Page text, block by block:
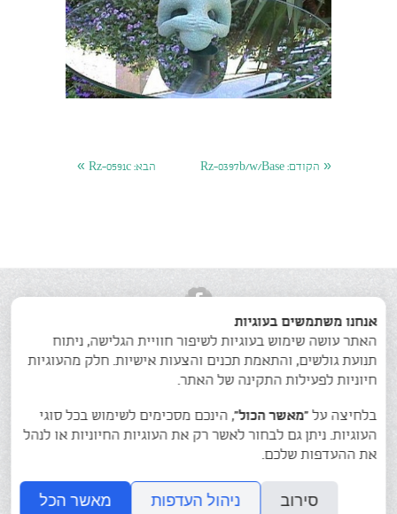
« הקודם: הבא: »
צרו קשר
גלריית הפסלים של רחל צימרמן בן-שחר
© כל הזכויות שמורות. 054-7654747
אנחנו משתמשים בעוגיות
האתר עושה שימוש בעוגיות לשיפור חוויית הגלישה, ניתוח
תנועת גולשים, והתאמת תכנים והצעות אישיות. חלק מהעוגיות
חיוניות לפעילות התקינה של האתר.
בלחיצה על “מאשר הכול”, הינכם מסכימים לשימוש בכל סוגי
העוגיות. ניתן גם לבחור לאשר רק את העוגיות החיוניות או לנהל
את ההעדפות שלכם.
סירוב ניהול העדפות מאשר הכל